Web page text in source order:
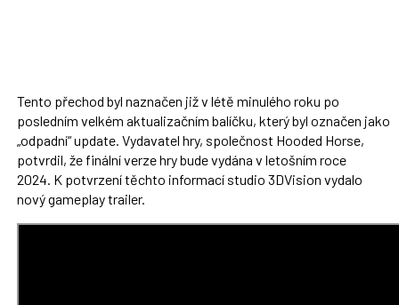
Tento přechod byl naznačen již v létě minulého roku po
posledním velkém aktualizačním balíčku, který byl označen jako
„odpadní“ update. Vydavatel hry, společnost Hooded Horse,
potvrdil, že finální verze hry bude vydána v letošním roce
2024. K potvrzení těchto informací studio 3DVision vydalo
nový gameplay trailer.